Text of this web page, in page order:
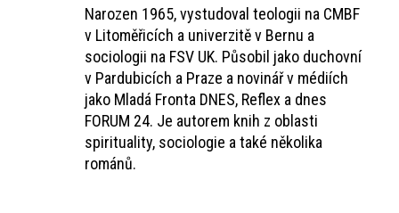
Narozen 1965, vystudoval teologii na CMBF
v Litoměřicích a univerzitě v Bernu a
sociologii na FSV UK. Působil jako duchovní
v Pardubicích a Praze a novinář v médiích
jako Mladá Fronta DNES, Reflex a dnes
FORUM 24. Je autorem knih z oblasti
spirituality, sociologie a také několika
románů.